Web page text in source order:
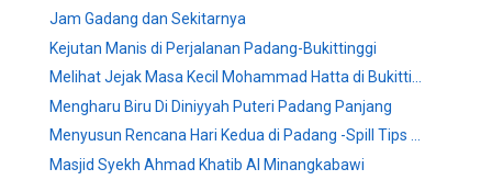
Jam Gadang dan Sekitarnya
Kejutan Manis di Perjalanan Padang-Bukittinggi
Melihat Jejak Masa Kecil Mohammad Hatta di Bukitti...
Mengharu Biru Di Diniyyah Puteri Padang Panjang
Menyusun Rencana Hari Kedua di Padang -Spill Tips ...
Masjid Syekh Ahmad Khatib Al Minangkabawi